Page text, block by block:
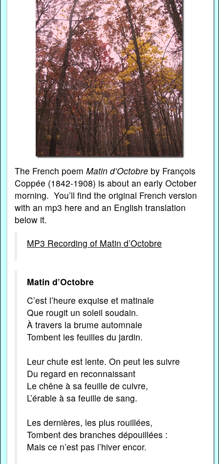
The French poemMatin d’Octobre by François
Coppée (1842-1908) is about an early October
morning. You’ll find the original French version
with an mp3 here and an English translation
below it.
MP3 Recording of Matin d’Octobre
Matin d’Octobre
C’est l’heure exquise et matinale
Que rougit un soleil soudain.
À travers la brume automnale
Tombent les feuilles du jardin.
Leur chute est lente. On peut les suivre
Du regard en reconnaissant
Le chêne à sa feuille de cuivre,
L’érable à sa feuille de sang.
Les dernières, les plus rouillées,
Tombent des branches dépouillées :
Mais ce n’est pas l’hiver encor.